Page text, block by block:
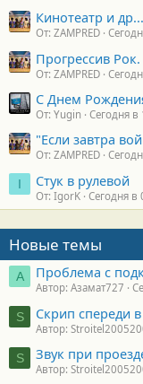
Кинотеатр и
От: ZAMPRED
Прогрессив
От: ZAMPRED
С Днем
От: Yugin Сегодня в
"Если завтра
От: ZAMPRED
I Стук в рулевой
От: IgorK Сегодня в
Новые темы
А Проблема с
Автор: Азамат727
S Скрип спереди
Автор:
S Звук при
Автор: